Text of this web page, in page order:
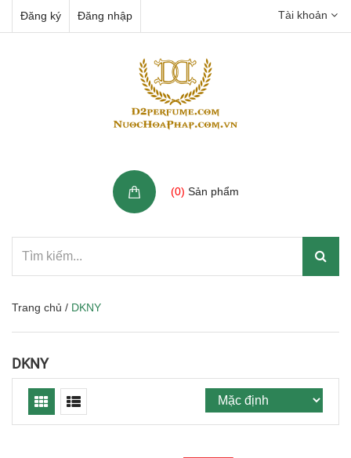
Đăng ký Đăng nhập Tài khoản
(0) Sản phẩm
Trang chủ / DKNY
DKNY